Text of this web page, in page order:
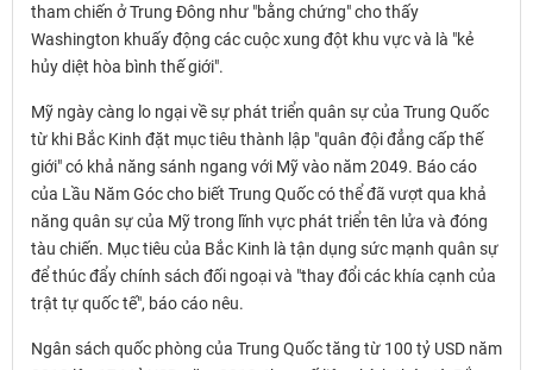
tham chiến ở Trung Đông như "bằng chứng" cho thấy
Washington khuấy động các cuộc xung đột khu vực và là "kẻ
hủy diệt hòa bình thế giới".
Mỹ ngày càng lo ngại về sự phát triển quân sự của Trung Quốc
từ khi Bắc Kinh đặt mục tiêu thành lập "quân đội đẳng cấp thế
giới" có khả năng sánh ngang với Mỹ vào năm 2049. Báo cáo
của Lầu Năm Góc cho biết Trung Quốc có thể đã vượt qua khả
năng quân sự của Mỹ trong lĩnh vực phát triển tên lửa và đóng
tàu chiến. Mục tiêu của Bắc Kinh là tận dụng sức mạnh quân sự
để thúc đẩy chính sách đối ngoại và "thay đổi các khía cạnh của
trật tự quốc tế", báo cáo nêu.
Ngân sách quốc phòng của Trung Quốc tăng từ 100 tỷ USD năm